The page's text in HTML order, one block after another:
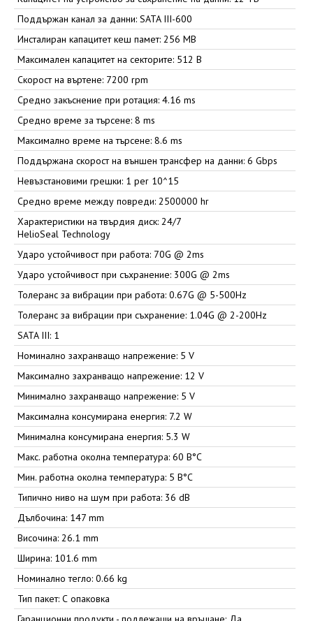
Поддържан канал за данни: SATA III-600
Инсталиран капацитет кеш памет: 256 MB
Максимален капацитет на секторите: 512 B
Скорост на въртене: 7200 rpm
Средно закъснение при ротация: 4.16 ms
Средно време за търсене: 8 ms
Максимално време на търсене: 8.6 ms
Поддържана скорост на външен трансфер на данни: 6 Gbps
Невъзстановими грешки: 1 per 10^15
Средно време между повреди: 2500000 hr
Характеристики на твърдия диск: 24/7
HelioSeal Technology
Ударо устойчивост при работа: 70G @ 2ms
Ударо устойчивост при съхранение: 300G @ 2ms
Толеранс за вибрации при работа: 0.67G @ 5-500Hz
Толеранс за вибрации при съхранение: 1.04G @ 2-200Hz
SATA III: 1
Номинално захранващо напрежение: 5 V
Максимално захранващо напрежение: 12 V
Минимално захранващо напрежение: 5 V
Максимална консумирана енергия: 7.2 W
Минимална консумирана енергия: 5.3 W
Макс. работна околна температура: 60 В°C
Мин. работна околна температура: 5 В°C
Типично ниво на шум при работа: 36 dB
Дълбочина: 147 mm
Височина: 26.1 mm
Ширина: 101.6 mm
Номинално тегло: 0.66 kg
Тип пакет: С опаковка